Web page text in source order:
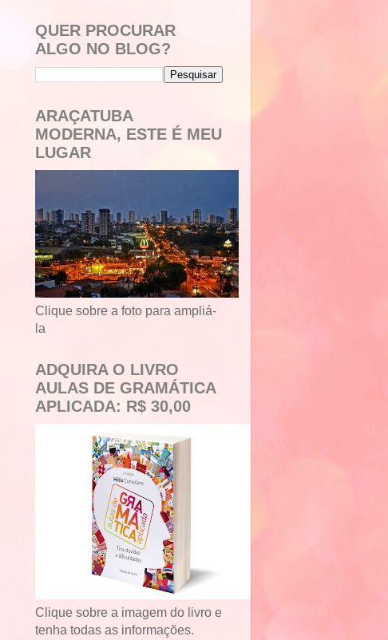
QUER PROCURAR
ALGO NO BLOG?
ARAÇATUBA
MODERNA, ESTE É MEU
LUGAR
Clique sobre a foto para ampliá-
la
ADQUIRA O LIVRO
AULAS DE GRAMÁTICA
APLICADA: R$ 30,00
Clique sobre a imagem do livro e
tenha todas as informações.